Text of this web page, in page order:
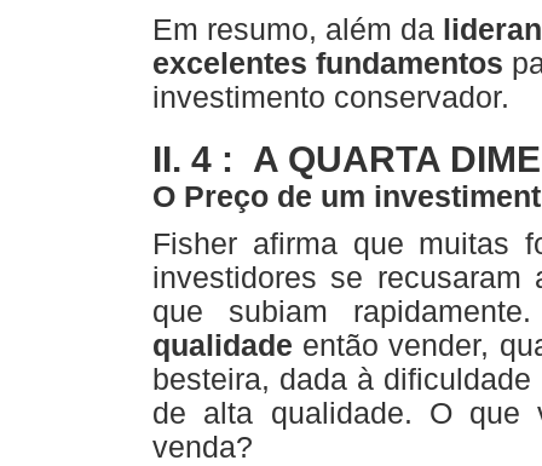
Em resumo, além da
excelentes fundamentos
investimento conservador.
II. 4 : A QUARTA
O Preço de um
Fisher afirma que muitas
investidores se
que subiam
qualidade então vender,
besteira, dada à
de alta qualidade. O
venda?